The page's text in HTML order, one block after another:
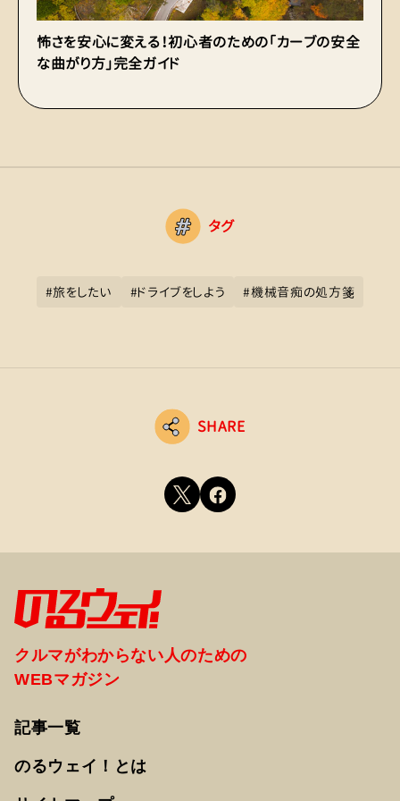
怖さを安心に変える！初心者のための「カーブの安全
な曲がり方」完全ガイド
タグ
#旅をしたい #ドライブをしよう #機械音痴の処方箋
SHARE
クルマがわからない人のための
WEBマガジン
記事一覧
のるウェイ！とは